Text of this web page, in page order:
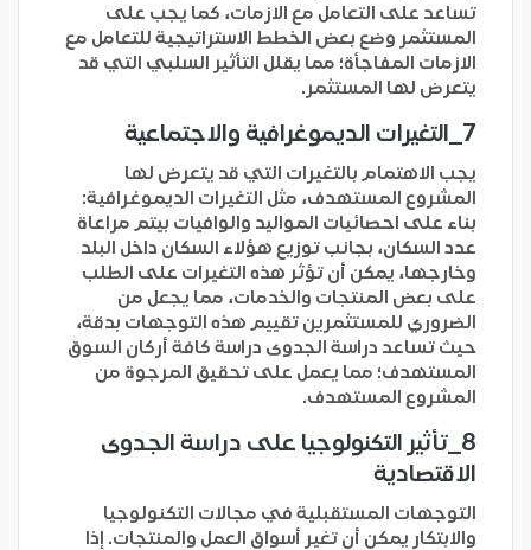
تساعد على التعامل مع الازمات، كما يجب على
المستثمر وضع بعض الخطط الاستراتيجية للتعامل مع
الازمات المفاجأة؛ مما يقلل التأثير السلبي التي قد
يتعرض لها المستثمر.
7_ التغيرات الديموغرافية والاجتماعية
يجب الاهتمام بالتغيرات التي قد يتعرض لها
المشروع المستهدف، مثل التغيرات الديموغرافية:
بناء على احصائيات المواليد والوافيات بيتم مراعاة
عدد السكان، بجانب توزيع هؤلاء السكان داخل البلد
وخارجها، يمكن أن تؤثر هذه التغيرات على الطلب
على بعض المنتجات والخدمات، مما يجعل من
الضروري للمستثمرين تقييم هذه التوجهات بدقة،
حيث تساعد دراسة الجدوى دراسة كافة أركان السوق
المستهدف؛ مما يعمل على تحقيق المرجوة من
المشروع المستهدف.
8_تأثير التكنولوجيا على دراسة الجدوى
الاقتصادية
التوجهات المستقبلية في مجالات التكنولوجيا
والابتكار يمكن أن تغير أسواق العمل والمنتجات. إذا